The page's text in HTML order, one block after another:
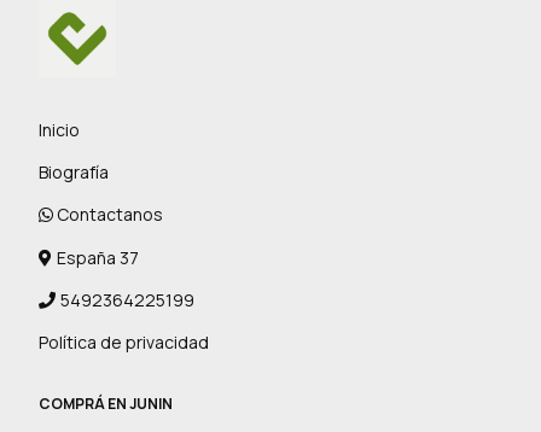
Inicio
Biografía
Contactanos
España 37
5492364225199
Política de privacidad
COMPRÁ EN JUNIN